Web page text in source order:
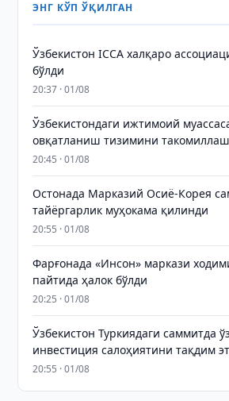
ЭНГ КЎП ЎҚИЛГАН
Ўзбекистон ICCA халқаро
бўлди
20:37 · 01/08
Ўзбекистондаги ижтимоий
овқатланиш тизимини
20:45 · 01/08
Остонада Марказий Осиё-Корея
тайёргарлик муҳокама қилинди
20:55 · 01/08
Фарғонада «Инсон» маркази
пайтида ҳалок бўлди
20:25 · 01/08
Ўзбекистон Туркиядаги саммитда
инвестиция салоҳиятини тақдим
20:55 · 01/08